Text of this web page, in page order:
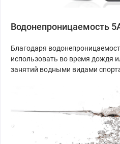
Водонепроницаемость
Благодаря
использовать во время дождя
занятий водными видами